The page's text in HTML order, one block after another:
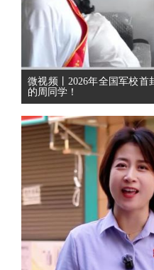
微视频丨2026年全国军校首
的周同学！